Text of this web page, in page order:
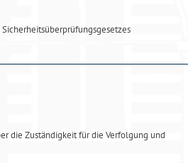
die Zuständigkeit für die Verfolgung und